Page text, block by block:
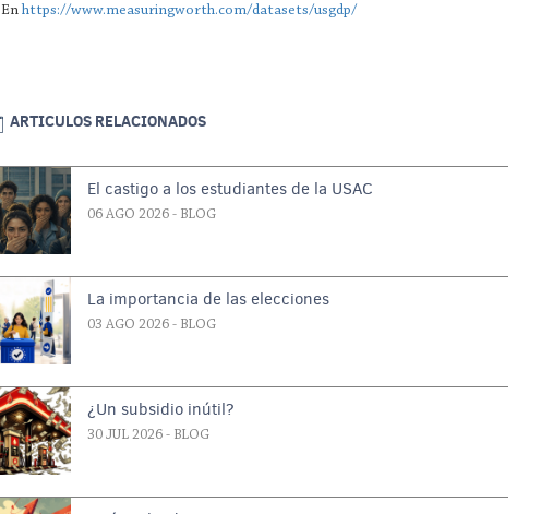
En https://www.measuringworth.com/datasets/usgdp/
ARTICULOS RELACIONADOS
El castigo a los estudiantes de la USAC
06 AGO 2026 - BLOG
La importancia de las elecciones
03 AGO 2026 - BLOG
¿Un subsidio inútil?
30 JUL 2026 - BLOG